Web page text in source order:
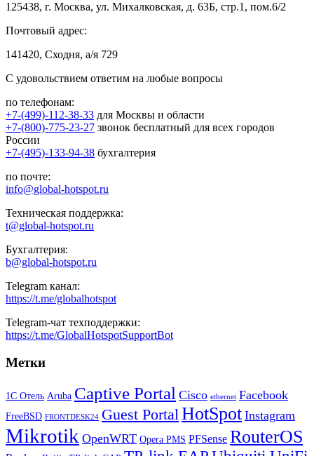
125438, г. Москва, ул. Михалковская, д. 63Б, стр.1, пом.6/2
Почтовый адрес:
141420, Сходня, а/я 729
С удовольствием ответим на любые вопросы
по телефонам:
+7-(499)-112-38-33 для Москвы и области
+7-(800)-775-23-27 звонок бесплатный для всех городов
России
+7-(495)-133-94-38 бухгалтерия
по почте:
info@global-hotspot.ru
Техническая поддержка:
t@global-hotspot.ru
Бухгалтерия:
b@global-hotspot.ru
Telegram канал:
https://t.me/globalhotspot
Telegram-чат техподдержки:
https://t.me/GlobalHotspotSupportBot
Метки
1С Отель Aruba Captive Portal Cisco ethernet Facebook
FreeBSD FRONTDESK24 Guest Portal HotSpot Instagram
Mikrotik OpenWRT Opera PMS PFSense RouterOS